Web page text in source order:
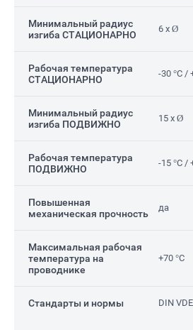
Минимальный радиус
изгиба СТАЦИОНАРНО
6 x Ø
Рабочая температура
СТАЦИОНАРНО
-30 °C /
Минимальный радиус
изгиба ПОДВИЖНО
15 x Ø
Рабочая температура
ПОДВИЖНО
-15 °C /
Повышенная
механическая прочность
да
Максимальная рабочая
температура на
проводнике
+70 °C
Стандарты и нормы DIN